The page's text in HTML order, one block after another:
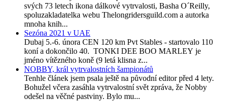
svých 73 letech ikona dálkové vytrvalosti, Basha O´Reilly,
spoluzakladatelka webu Thelongridersguild.com a autorka
mnoha knih...
Sezóna 2021 v UAE
Dubaj 5.-6. února CEN 120 km Pvt Stables - startovalo 110
koní a dokončilo 40. TONKI DEE BOO MARLEY je
jméno vítězného koně (9 letá klisna z...
NOBBY, král vytrvalostních šampionátů
Tenhle článek jsem psala ještě na původní editor před 4 lety.
Bohužel včera zasáhla vytrvalostní svět zpráva, že Nobby
odešel na věčné pastviny. Bylo mu...